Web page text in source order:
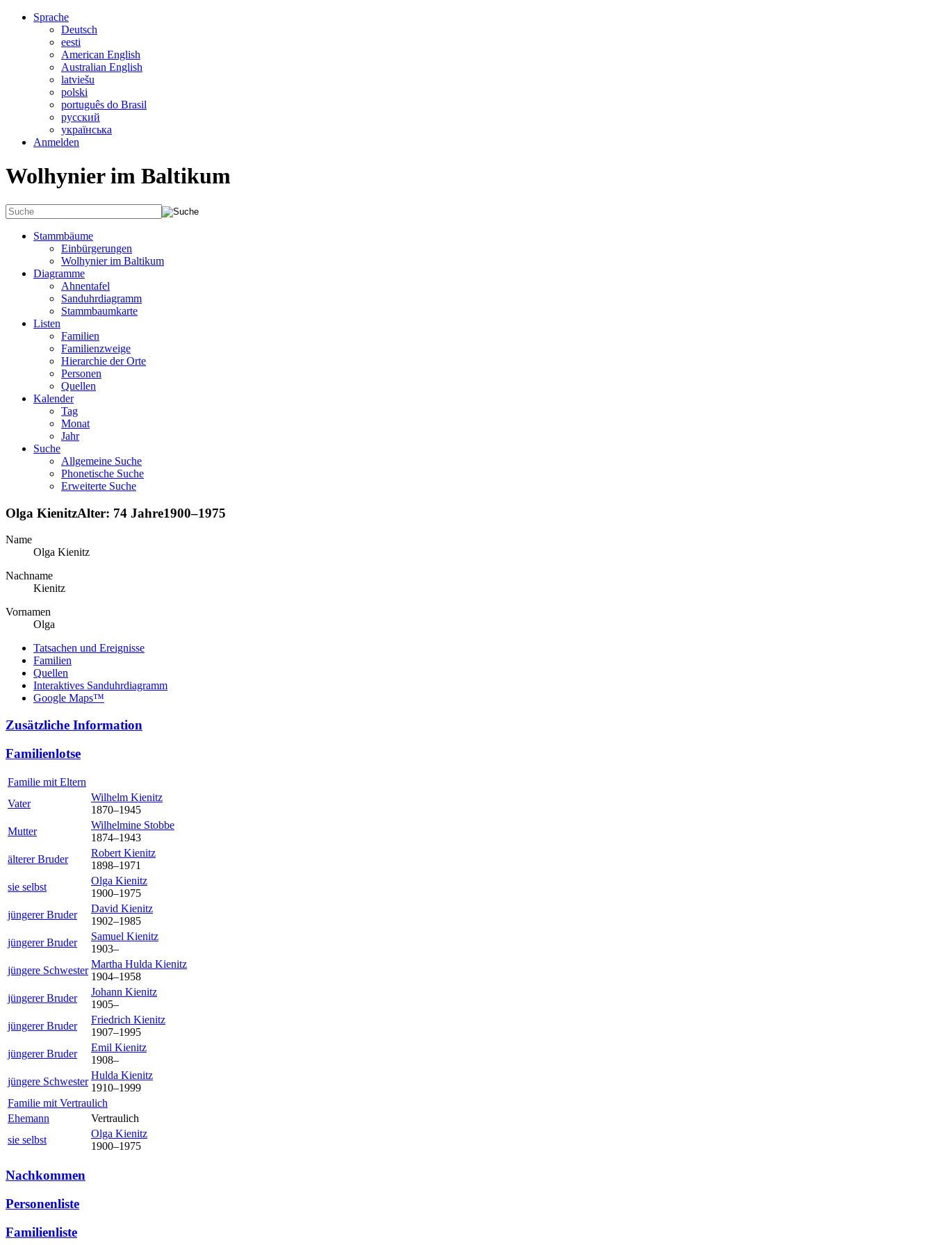
Sprache
Deutsch
eesti
American English
Australian English
latviešu
polski
português do Brasil
русский
українська
Anmelden
Wolhynier im Baltikum
Stammbäume
Einbürgerungen
Wolhynier im Baltikum
Diagramme
Ahnentafel
Sanduhrdiagramm
Stammbaumkarte
Listen
Familien
Familienzweige
Hierarchie der Orte
Personen
Quellen
Kalender
Tag
Monat
Jahr
Suche
Allgemeine Suche
Phonetische Suche
Erweiterte Suche
Olga KienitzAlter: 74 Jahre1900–1975
Name
Olga Kienitz
Nachname
Kienitz
Vornamen
Olga
Tatsachen und Ereignisse
Familien
Quellen
Interaktives Sanduhrdiagramm
Google Maps™
Zusätzliche Information
Familienlotse
Familie mit Eltern
Vater
Wilhelm Kienitz
1870–1945
Mutter
Wilhelmine Stobbe
1874–1943
älterer Bruder
RobertKienitz
1898–1971
sie selbst
Olga Kienitz
1900–1975
jüngerer Bruder
David Kienitz
1902–1985
jüngerer Bruder
Samuel Kienitz
1903–
jüngere Schwester
Martha Hulda Kienitz
1904–1958
jüngerer Bruder
Johann Kienitz
1905–
jüngerer Bruder
Friedrich Kienitz
1907–1995
jüngerer Bruder
Emil Kienitz
1908–
jüngere Schwester
Hulda Kienitz
1910–1999
Familie mit Vertraulich
Ehemann
Vertraulich
sie selbst
Olga Kienitz
1900–1975
Nachkommen
Personenliste
Familienliste